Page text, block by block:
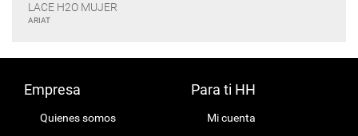
LACE H2O MUJER
ARIAT
Empresa
Quienes somos
Para ti HH
Mi cuenta